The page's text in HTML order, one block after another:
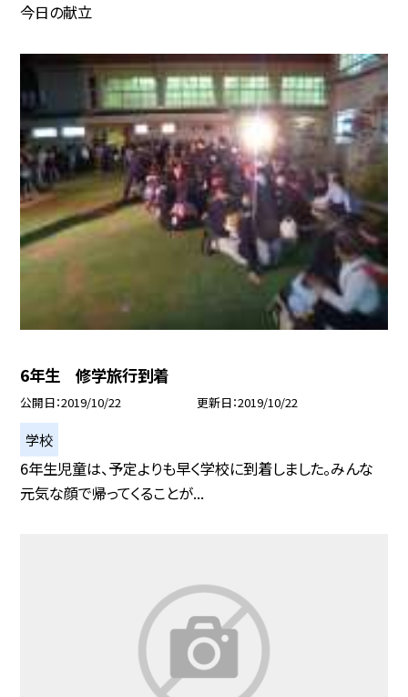
今日の献立
6年生 修学旅行到着
公開日 2019/10/22 更新日 2019/10/22
学校
6年生児童は、予定よりも早く学校に到着しました。みんな
元気な顔で帰ってくることが...